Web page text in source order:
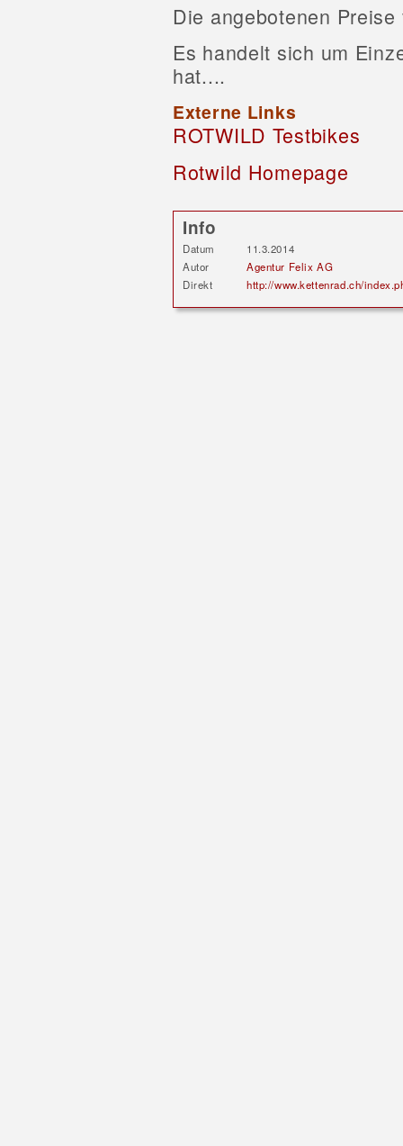
Die angebotenen
Es handelt sich um
hat....
Externe Links
ROTWILD Testbikes
Rotwild Homepage
Info
Datum
11.3.2014
Autor
Agentur Felix AG
Direkt
http://www.kettenrad.ch/